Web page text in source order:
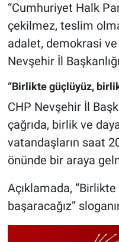
“Cumhuriyet Halk
çekilmez, teslim
adalet, demokrasi
Nevşehir İl
“Birlikte güçlüyüz,
CHP Nevşehir İl
çağrıda, birlik ve
vatandaşların saat
önünde bir araya
Açıklamada,
başaracağız”
Magazin
Çevre